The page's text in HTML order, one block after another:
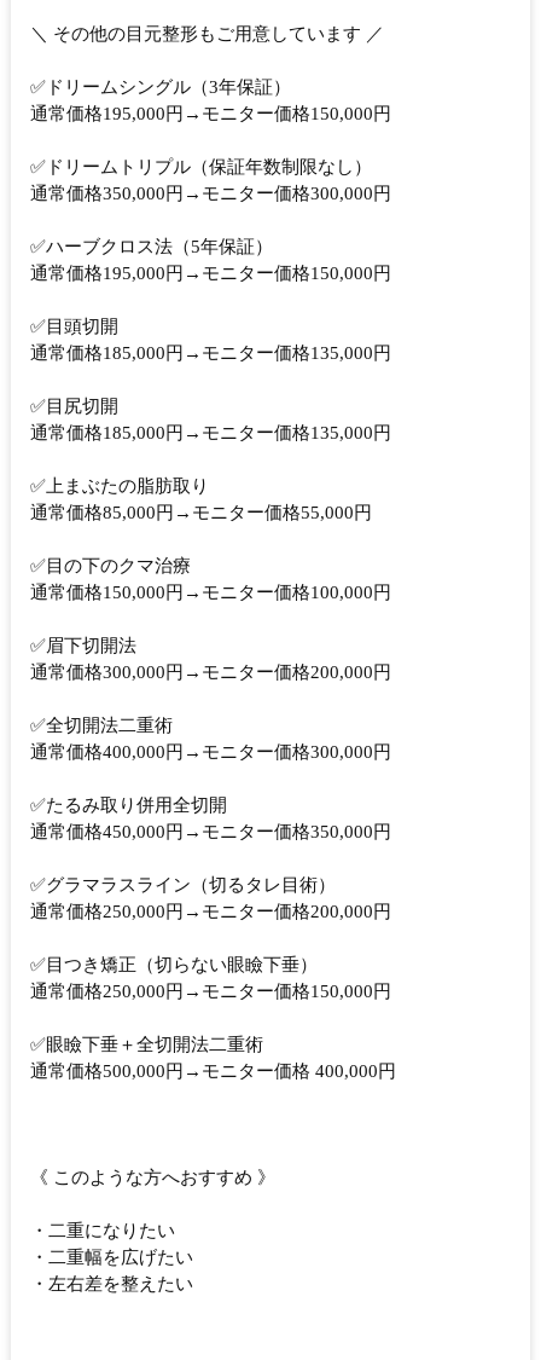
＼ その他の目元整形もご用意しています ／
✅ドリームシングル（3年保証）
通常価格195,000円→モニター価格150,000円
✅ドリームトリプル（保証年数制限なし）
通常価格350,000円→モニター価格300,000円
✅ハーブクロス法（5年保証）
通常価格195,000円→モニター価格150,000円
✅目頭切開
通常価格185,000円→モニター価格135,000円
✅目尻切開
通常価格185,000円→モニター価格135,000円
✅上まぶたの脂肪取り
通常価格85,000円→モニター価格55,000円
✅目の下のクマ治療
通常価格150,000円→モニター価格100,000円
✅眉下切開法
通常価格300,000円→モニター価格200,000円
✅全切開法二重術
通常価格400,000円→モニター価格300,000円
✅たるみ取り併用全切開
通常価格450,000円→モニター価格350,000円
✅グラマラスライン（切るタレ目術）
通常価格250,000円→モニター価格200,000円
✅目つき矯正（切らない眼瞼下垂）
通常価格250,000円→モニター価格150,000円
✅眼瞼下垂＋全切開法二重術
通常価格500,000円→モニター価格 400,000円
《 このような方へおすすめ 》
・二重になりたい
・二重幅を広げたい
・左右差を整えたい